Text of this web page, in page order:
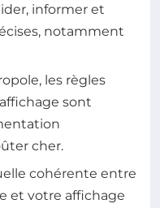
informer et
notamment
les règles
sont
cher.
cohérente entre
et votre affichage